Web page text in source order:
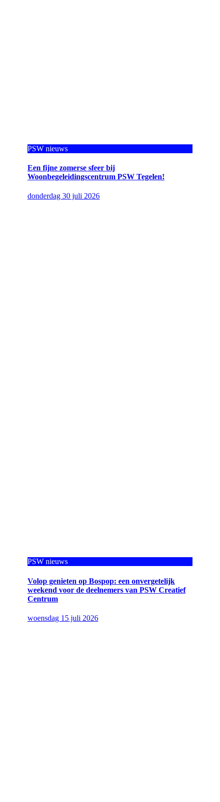
PSW nieuws
Een fijne zomerse sfeer bij
Woonbegeleidingscentrum PSW Tegelen!
donderdag 30 juli 2026
PSW nieuws
Volop genieten op Bospop: een onvergetelijk
weekend voor de deelnemers van PSW Creatief
Centrum
woensdag 15 juli 2026